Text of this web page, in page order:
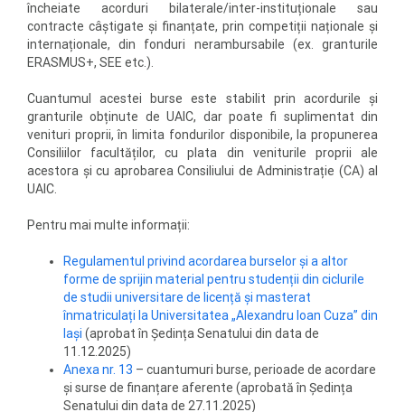
încheiate acorduri bilaterale/inter-instituționale sau
contracte câștigate și finanțate, prin competiții naționale și
internaționale, din fonduri nerambursabile (ex. granturile
ERASMUS+, SEE etc.).
Cuantumul acestei burse este stabilit prin acordurile și
granturile obținute de UAIC, dar poate fi suplimentat din
venituri proprii, în limita fondurilor disponibile, la propunerea
Consiliilor facultăților, cu plata din veniturile proprii ale
acestora și cu aprobarea Consiliului de Administrație (CA) al
UAIC.
Pentru mai multe informații:
Regulamentul privind acordarea burselor și a altor
forme de sprijin material pentru studenții din ciclurile
de studii universitare de licență și masterat
înmatriculați la Universitatea „Alexandru Ioan Cuza” din
Iași (aprobat în Ședința Senatului din data de
11.12.2025)
Anexa nr. 13 – cuantumuri burse, perioade de acordare
și surse de finanțare aferente (aprobată în Ședința
Senatului din data de 27.11.2025)